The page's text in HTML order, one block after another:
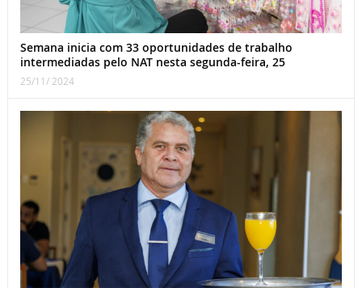
Semana inicia com 33 oportunidades de trabalho
intermediadas pelo NAT nesta segunda-feira, 25
25/11/ 2024